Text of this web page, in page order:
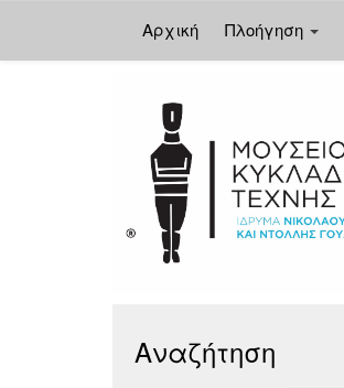
Αρχική Πλοήγηση
Αναζήτηση